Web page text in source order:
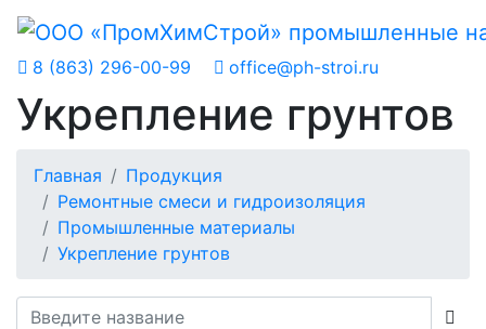
8 (863) 296-00-99 office@ph-stroi.ru
Укрепление грунтов
Главная
Продукция
Ремонтные смеси и гидроизоляция
Промышленные материалы
Укрепление грунтов